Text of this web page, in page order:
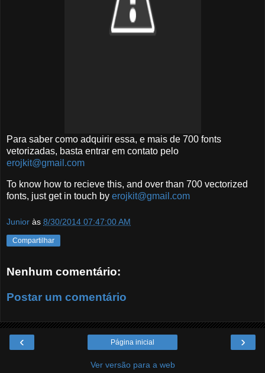
Para saber como adquirir essa, e mais de 700 fonts
vetorizadas, basta entrar em contato pelo
erojkit@gmail.com
To know how to recieve this, and over than 700 vectorized
fonts, just get in touch by erojkit@gmail.com
Junior às 8/30/2014 07:47:00 AM
Compartilhar
Nenhum comentário:
Postar um comentário
‹ ›
Página inicial
Ver versão para a web